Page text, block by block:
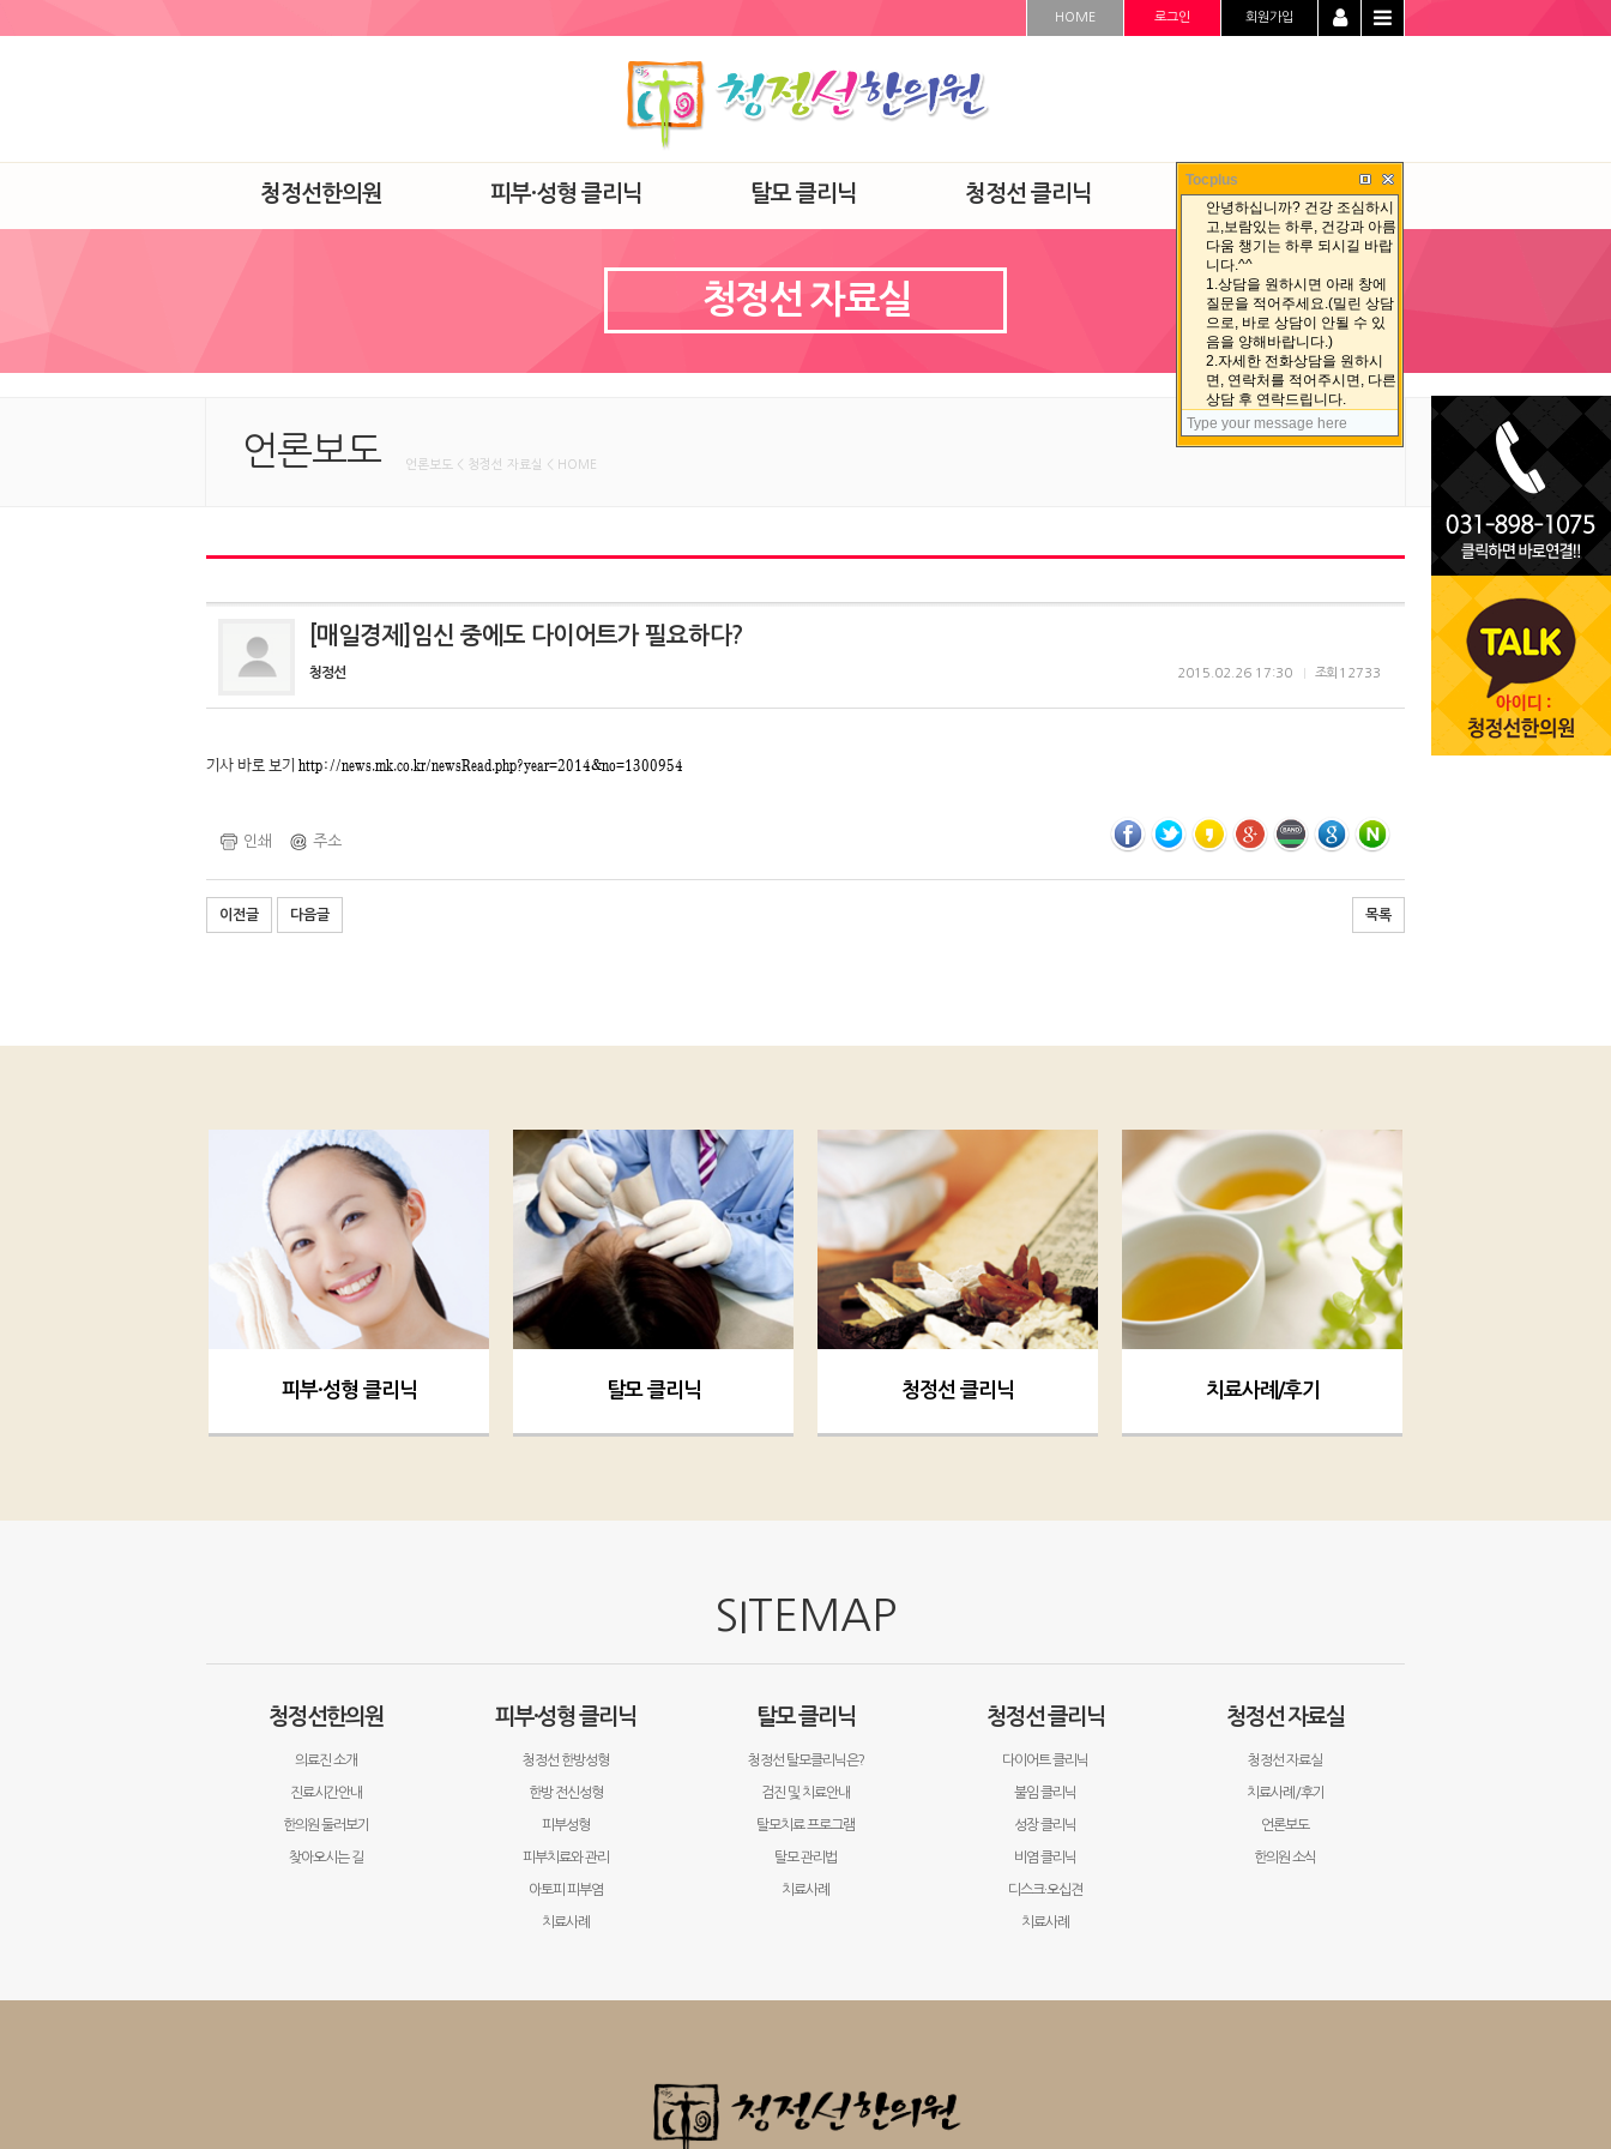
HOME 로그인 회원가입
청정선한의원 피부·성형 클리닉 탈모 클리닉 청정선 클리닉 청정선 자료실
청정선 자료실
언론보도 언론보도 < 청정선 자료실 < HOME
[매일경제]임신 중에도 다이어트가 필요하다?
청정선 조회 12733
2015.02.26 17:30
기사 바로 보기 http://news.mk.co.kr/newsRead.php?year=2014&no=1300954
인쇄 주소
이전글 다음글 목록
피부·성형 클리닉 탈모 클리닉 청정선 클리닉 치료사례/후기
SITEMAP
청정선한의원
의료진 소개
진료시간안내
한의원 둘러보기
찾아오시는 길
피부·성형 클리닉
청정선 한방성형
한방 전신성형
피부성형
피부치료와 관리
아토피 피부염
치료사례
탈모 클리닉
청정선 탈모클리닉은?
검진 및 치료안내
탈모치료 프로그램
탈모 관리법
치료사례
청정선 클리닉
다이어트 클리닉
불임 클리닉
성장 클리닉
비염 클리닉
디스크·오십견
치료사례
청정선 자료실
청정선 자료실
치료사례/후기
언론보도
한의원 소식
Tocplus